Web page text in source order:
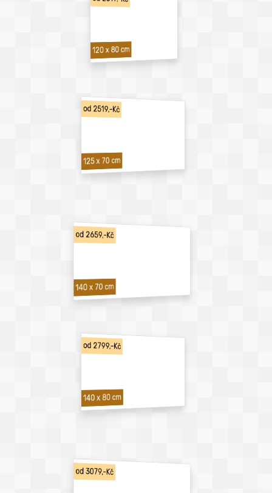
120 x 80 cm
od 2519,-Kč
125 x 70 cm
od 2659,-Kč
140 x 70 cm
od 2799,-Kč
140 x 80 cm
od 3079,-Kč